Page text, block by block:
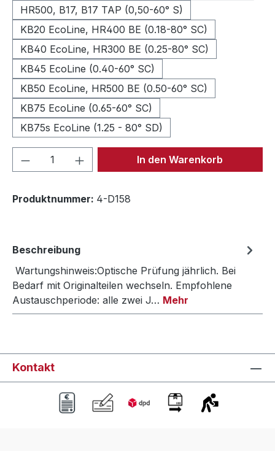
HR500, B17, B17 TAP (0,50-60° S)
KB20 EcoLine, HR400 BE (0.18-80° SC)
KB40 EcoLine, HR300 BE (0.25-80° SC)
KB45 EcoLine (0.40-60° SC)
KB50 EcoLine, HR500 BE (0.50-60° SC)
KB75 EcoLine (0.65-60° SC)
KB75s EcoLine (1.25 - 80° SD)
Produkt Anzahl: Gib denIn den Warenkorb
Produktnummer: 4-D158
Beschreibung
Wartungshinweis:Optische Prüfung jährlich. Bei
Bedarf mit Originalteilen wechseln. Empfohlene
Austauschperiode: alle zwei J… Mehr
Kontakt